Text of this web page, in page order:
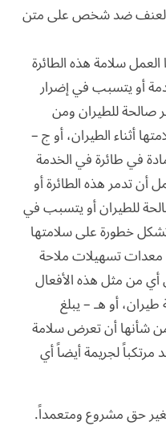
العنف ضد شخص على متن
سلامة هذه الطائرة
أو يتسبب في إضرار
صالحة للطيران ومن
أثناء الطيران، أو ج –
في طائرة في الخدمة
تدمر هذه الطائرة أو
للطيران أو يتسبب في
خطورة على سلامتها
معدات تسهيلات ملاحة
أي من مثل هذه الأفعال
أو هـ – يبلغ
شأنها أن تعرض سلامة
حالة طيران للخطر. 2- يعد مرتكباً لجريمة أيضاً أي